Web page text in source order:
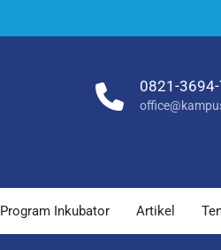
0821-
Program Inkubator Artikel